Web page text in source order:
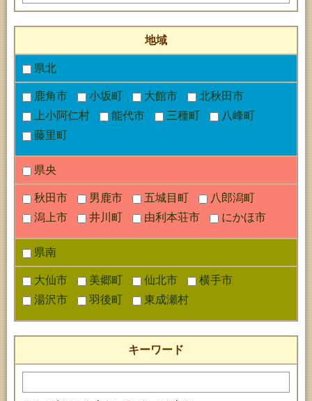
地域
県北
鹿角市 小坂町 大館市
北秋田市
上小阿仁村
能代市 三種町
八峰町
藤里町
県央
秋田市 男鹿市 五城目町
八郎潟町
潟上市
井川町 由利本荘市 にかほ市
県南
大仙市 美郷町 仙北市
横手市
湯沢市
羽後町 東成瀬村
キーワード